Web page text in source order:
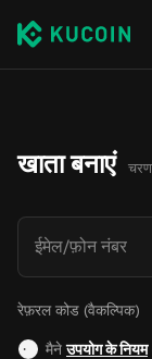
खाता बनाएं
ईमेल/फ़ोन नंबर
रेफ़रल कोड (वैकल्पिक)
मैनेउपयोग के नियम